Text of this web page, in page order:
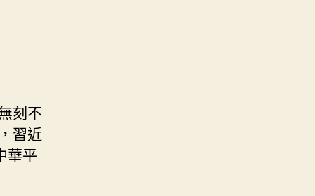
刻不
習近
華平